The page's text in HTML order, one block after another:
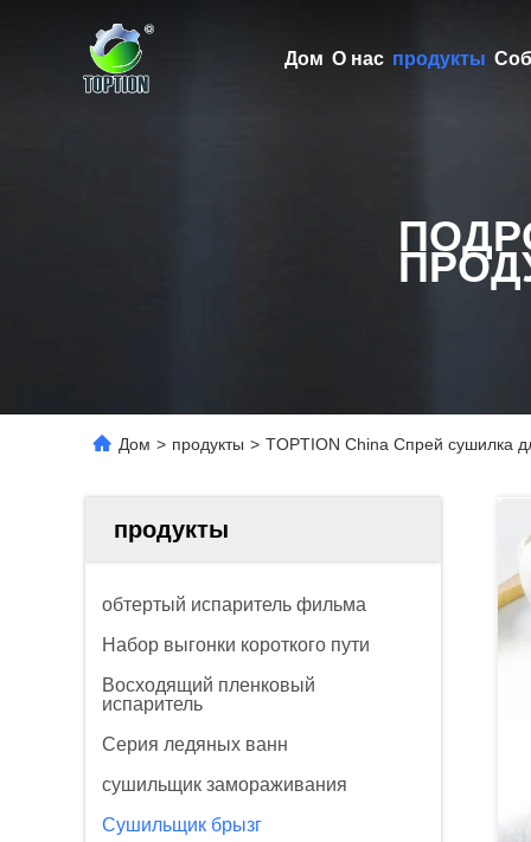
Дом О нас продукты
Дом > продукты > TOPTION China Спрей сушилка
продукты
обтертый испаритель фильма
Набор выгонки короткого пути
Восходящий пленковый
испаритель
Серия ледяных ванн
сушильщик замораживания
Сушильщик брызг